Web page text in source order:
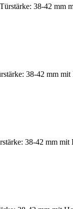
38-42 mm
38-42 mm
38-42 mm mit